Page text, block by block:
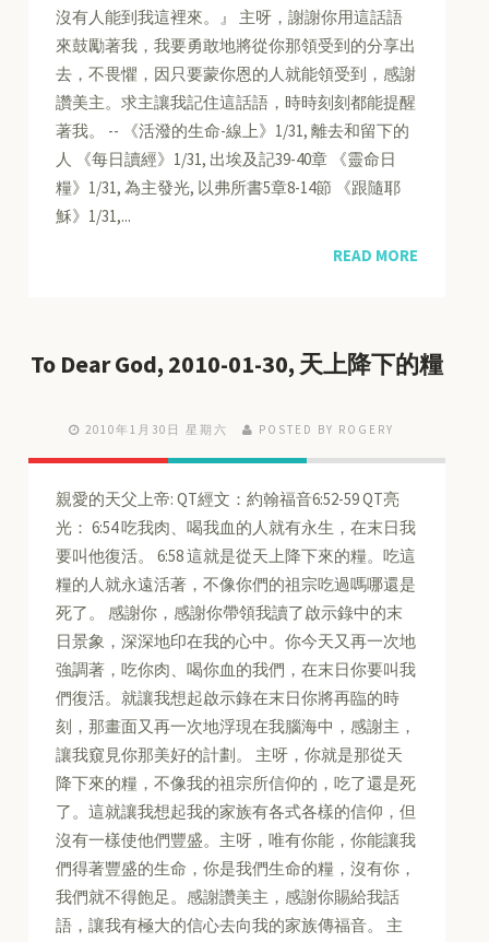
沒有人能到我這裡來。』 主呀，謝謝你用這話語
來鼓勵著我，我要勇敢地將從你那領受到的分享出
去，不畏懼，因只要蒙你恩的人就能領受到，感謝
讚美主。求主讓我記住這話語，時時刻刻都能提醒
著我。 -- 《活潑的生命-線上》1/31, 離去和留下的
人 《每日讀經》1/31, 出埃及記39-40章 《靈命日
糧》1/31, 為主發光, 以弗所書5章8-14節 《跟隨耶
穌》1/31,...
READ MORE
To Dear God, 2010-01-30, 天上降下的糧
2010年1月30日 星期六 POSTED BY ROGERY
親愛的天父上帝: QT經文：約翰福音6:52-59 QT亮
光： 6:54 吃我肉、喝我血的人就有永生，在末日我
要叫他復活。 6:58 這就是從天上降下來的糧。吃這
糧的人就永遠活著，不像你們的祖宗吃過嗎哪還是
死了。 感謝你，感謝你帶領我讀了啟示錄中的末
日景象，深深地印在我的心中。你今天又再一次地
強調著，吃你肉、喝你血的我們，在末日你要叫我
們復活。就讓我想起啟示錄在末日你將再臨的時
刻，那畫面又再一次地浮現在我腦海中，感謝主，
讓我窺見你那美好的計劃。 主呀，你就是那從天
降下來的糧，不像我的祖宗所信仰的，吃了還是死
了。這就讓我想起我的家族有各式各樣的信仰，但
沒有一樣使他們豐盛。主呀，唯有你能，你能讓我
們得著豐盛的生命，你是我們生命的糧，沒有你，
我們就不得飽足。感謝讚美主，感謝你賜給我話
語，讓我有極大的信心去向我的家族傳福音。 主